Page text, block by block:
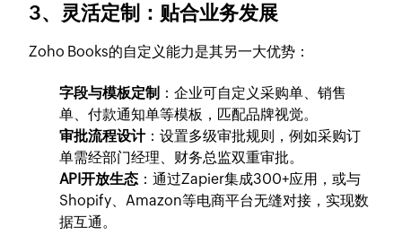
3、 灵活定制：贴合业务发展
Zoho Books的自定义能力是其另一大优势：
字段与模板定制 ：企业可自定义采购单、销售
单、付款通知单等模板，匹配品牌视觉。
审批流程设计：设置多级审批规则，例如采购订
单需经部门经理、财务总监双重审批。
API开放生态 ：通过Zapier集成300+应用，或与
Shopify、Amazon等电商平台无缝对接，实现数
据互通。